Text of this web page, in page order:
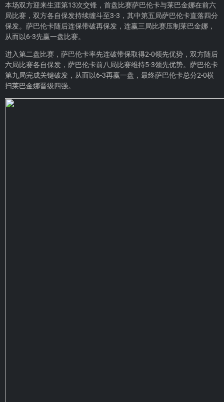
本场双方迎来生涯第13次交锋，首盘比赛萨巴伦卡与莱巴金娜在前六
局比赛，双方各自保发持续缠斗至3-3，其中第五局萨巴伦卡直落四分
保发。萨巴伦卡随后连保带破再保发，连赢三局比赛压制莱巴金娜，
从而以6-3先赢一盘比赛。
进入第二盘比赛，萨巴伦卡率先连破带保取得2-0领先优势，双方随后
六局比赛各自保发，萨巴伦卡前八局比赛维持5-3领先优势。萨巴伦卡
第九局完成关键破发，从而以6-3再赢一盘，最终萨巴伦卡总分2-0横
扫莱巴金娜晋级四强。